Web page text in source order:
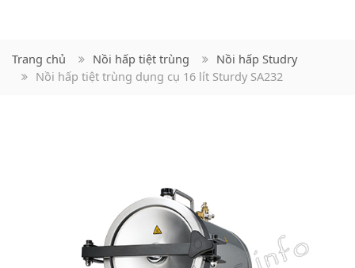
Trang chủ Nồi hấp tiệt trùng
Nồi hấp Studry
Nồi hấp tiệt trùng dụng cụ 16 lít Sturdy SA232